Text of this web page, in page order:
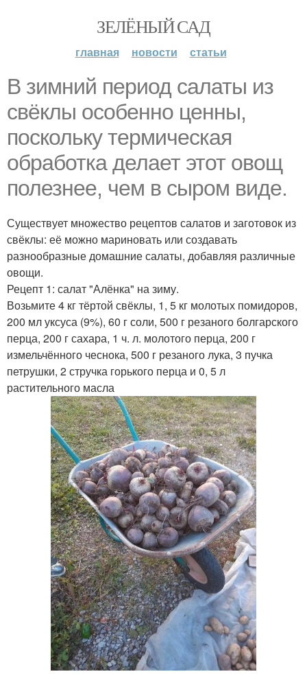
ЗЕЛЁНЫЙ САД
главная новости статьи
В зимний период салаты из
свёклы особенно ценны,
поскольку термическая
обработка делает этот овощ
полезнее, чем в сыром виде.
Существует множество рецептов салатов и заготовок из
свёклы: её можно мариновать или создавать
разнообразные домашние салаты, добавляя различные
овощи.
Рецепт 1: салат "Алёнка" на зиму.
Возьмите 4 кг тёртой свёклы, 1, 5 кг молотых помидоров,
200 мл уксуса (9%), 60 г соли, 500 г резаного болгарского
перца, 200 г сахара, 1 ч. л. молотого перца, 200 г
измельчённого чеснока, 500 г резаного лука, 3 пучка
петрушки, 2 стручка горького перца и 0, 5 л
растительного масла